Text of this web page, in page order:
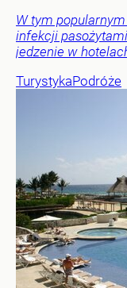
W tym
infekcji
jedzenie w
TurystykaPodróże